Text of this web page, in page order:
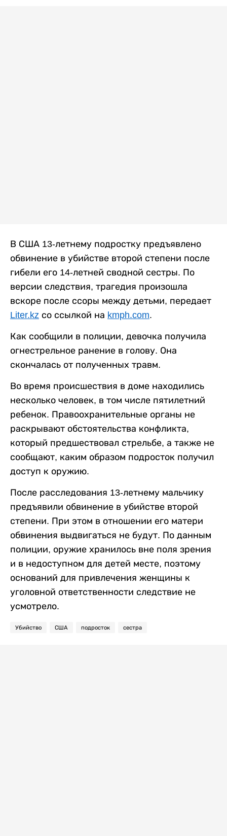
В США 13-летнему подростку предъявлено
обвинение в убийстве второй степени после
гибели его 14-летней сводной сестры. По
версии следствия, трагедия произошла
вскоре после ссоры между детьми, передает
Liter.kz со ссылкой на kmph.com.
Как сообщили в полиции, девочка получила
огнестрельное ранение в голову. Она
скончалась от полученных травм.
Во время происшествия в доме находились
несколько человек, в том числе пятилетний
ребенок. Правоохранительные органы не
раскрывают обстоятельства конфликта,
который предшествовал стрельбе, а также не
сообщают, каким образом подросток получил
доступ к оружию.
После расследования 13-летнему мальчику
предъявили обвинение в убийстве второй
степени. При этом в отношении его матери
обвинения выдвигаться не будут. По данным
полиции, оружие хранилось вне поля зрения
и в недоступном для детей месте, поэтому
оснований для привлечения женщины к
уголовной ответственности следствие не
усмотрело.
Убийство США подросток сестра